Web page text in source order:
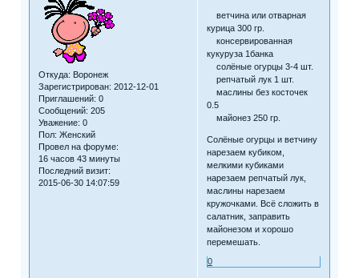
Откуда: Воронеж
Зарегистрирован: 2012-12-01
Приглашений: 0
Сообщений: 205
Уважение: 0
Пол: Женский
Провел на форуме:
16 часов 43 минуты
Последний визит:
2015-06-30 14:07:59
ветчина или отварная
курица 300 гр.
консервированная
кукуруза 1банка
солёные огурцы 3-4 шт.
репчатый лук 1 шт.
маслины без косточек
0.5
майонез 250 гр.
Солёные огурцы и ветчину
нарезаем кубиком,
мелкими кубиками
нарезаем репчатый лук,
маслины нарезаем
кружочками. Всё сложить в
салатник, заправить
майонезом и хорошо
перемешать.
0